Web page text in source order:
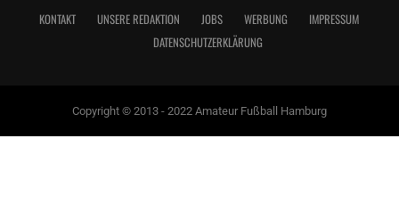
KONTAKT UNSERE REDAKTION JOBS WERBUNG
IMPRESSUM
DATENSCHUTZERKLÄRUNG
Copyright © 2013 - 2022 Amateur Fußball Hamburg